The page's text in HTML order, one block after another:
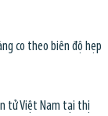
co theo biên độ hẹp
tử Việt Nam tại thị